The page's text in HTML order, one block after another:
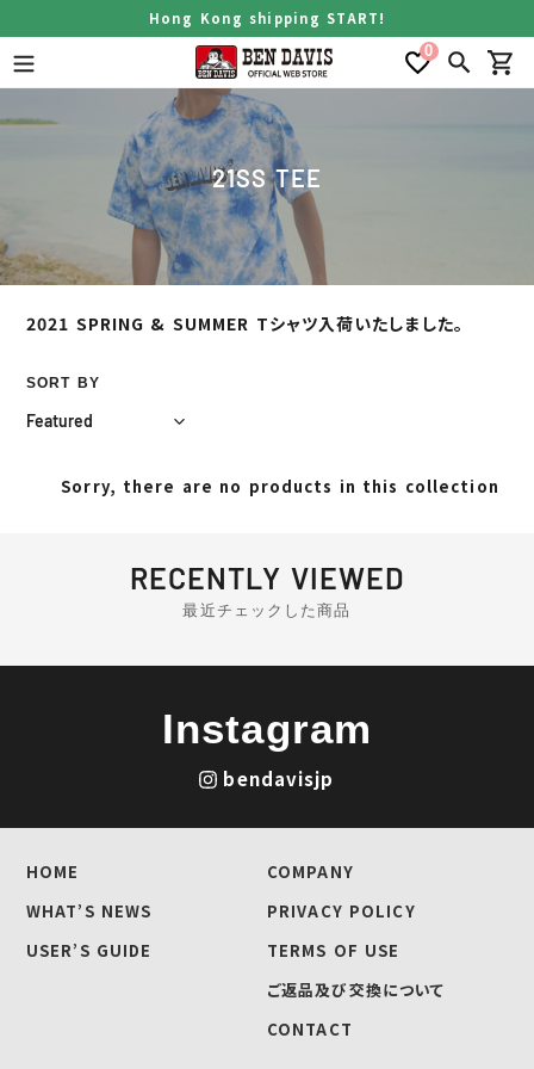
to
content
Hong Kong shipping START!
0
Search
C
o
l
l
e
c
21SS TEE
2021 SPRING & SUMMER Tシャツ入荷いたしました。
SORT BY
Sorry, there are no products in this collection
RECENTLY VIEWED
最近チェックした商品
Instagram
bendavisjp
HOME
WHAT’S NEWS
USER’S GUIDE
COMPANY
PRIVACY POLICY
TERMS OF USE
ご返品及び交換について
CONTACT